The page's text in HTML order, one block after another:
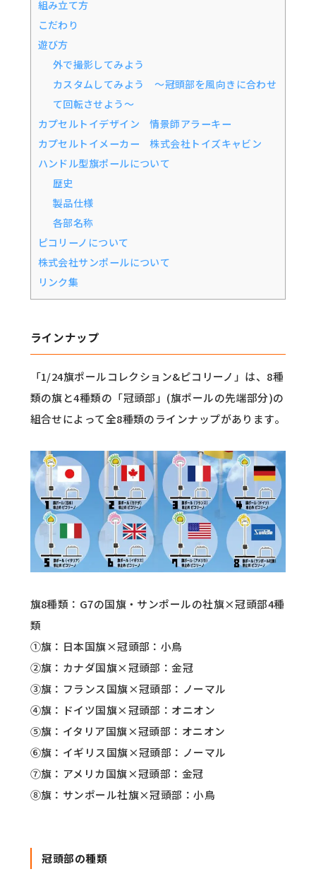
組み立て方
こだわり
遊び方
外で撮影してみよう
カスタムしてみよう ～冠頭部を風向きに合わせ
て回転させよう～
カプセルトイデザイン 情景師アラーキー
カプセルトイメーカー 株式会社トイズキャビン
ハンドル型旗ポールについて
歴史
製品仕様
各部名称
ピコリーノについて
株式会社サンポールについて
リンク集
ラインナップ
「1/24旗ポールコレクション&ピコリーノ」は、8種
類の旗と4種類の「冠頭部」(旗ポールの先端部分)の
組合せによって全8種類のラインナップがあります。
旗8種類：G7の国旗・サンポールの社旗×冠頭部4種
類
①旗：日本国旗×冠頭部：小鳥
②旗：カナダ国旗×冠頭部：金冠
③旗：フランス国旗×冠頭部：ノーマル
④旗：ドイツ国旗×冠頭部：オニオン
⑤旗：イタリア国旗×冠頭部：オニオン
⑥旗：イギリス国旗×冠頭部：ノーマル
⑦旗：アメリカ国旗×冠頭部：金冠
⑧旗：サンポール社旗×冠頭部：小鳥
冠頭部の種類